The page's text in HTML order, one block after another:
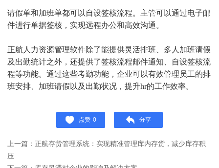
请假单和加班单都可以自设签核流程。主管可以通过电子邮
件进行单据签核，实现远程办公和高效沟通。
正航人力资源管理软件除了能提供灵活排班、多人加班请假
及出勤统计之外，还提供了签核流程邮件通知、自设签核流
程等功能。通过这些考勤功能，企业可以有效管理员工的排
班安排、加班请假以及出勤状况，提升hr的工作效率。
点赞 0 分享
上一篇：正航存货管理系统：实现精准管理库内存货，减少库存积
压